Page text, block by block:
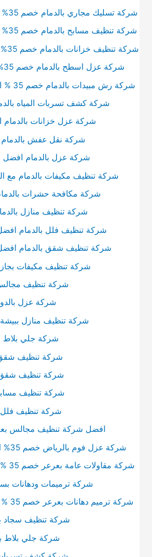
شركة تسليك مجاري بالدمام خصم 35% اتصل بنا علي 0550396627
شركة تنظيف مسابح بالدمام خصم 35% اتصل بنا علي 0550396627
شركة تنظيف خزانات بالدمام خصم 35% اتصل بنا علي 0550396627
شركة عزل اسطح بالدمام خصم 35% اتصل بنا 0550396627
شركة رش مبيدات بالدمام خصم 35 % اتصل بنا علي 0550396627
شركة كشف تسربات المياه
شركة عزل خزانات بالدمام
شركة نقل عفش بالدمام
شركة عزل بالدمام افضل
شركة تنظيف مكيفات بالدمام مع
شركة مكافحة حشرات
شركة تنظيف منازل
شركة تنظيف فلل بالدمام
شركة تنظيف شقق بالدمام
شركة تنظيف مكيفات
شركة تنظيف مجالس
شركة عزل
شركة تنظيف منازل ببيشة 0566371961
شركة جلي بلاط
شركة تنظيف
شركة تنظيف شقق
شركة تنظيف
شركة تنظيف فلل
افضل شركة تنظيف مجالس بعرعر
شركة عزل فوم بالرياض خصم 35% اتصل علي 0550396627
شركة مقاولات عامة بعرعر خصم 35 % اتصل علي 05503966227
شركة ترميمات ودهانات
شركة ترميم دهانات بعرعر خصم 35 % اتصل علي 05503966227
شركة تنظيف سجاد
شركة جلي بلاط